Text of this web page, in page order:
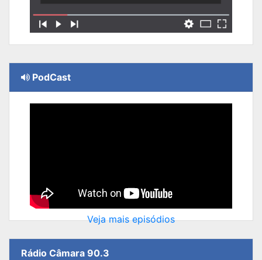
PodCast
Veja mais episódios
Rádio Câmara 90.3